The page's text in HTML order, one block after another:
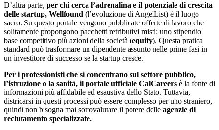
D’altra parte, per chi cerca l’adrenalina e il potenziale di crescita
delle startup, Wellfound (l’evoluzione di AngelList) è il luogo
sacro. Su questo portale vengono pubblicate offerte di lavoro che
solitamente propongono pacchetti retributivi misti: uno stipendio
base competitivo più azioni della società (equity). Questa pratica
standard può trasformare un dipendente assunto nelle prime fasi in
un investitore di successo se la startup cresce.
Per i professionisti che si concentrano sul settore pubblico,
l’istruzione o la sanità, il portale ufficiale CalCareers è la fonte di
informazioni più affidabile ed esaustiva dello Stato. Tuttavia,
districarsi in questi processi può essere complesso per uno straniero,
quindi non bisogna mai sottovalutare il potere delle agenzie di
reclutamento specializzate.